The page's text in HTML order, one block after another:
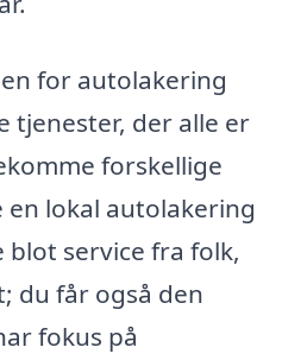
for autolakering
tjenester, der alle er
forskellige
lokal autolakering
blot service fra folk,
du får også den
fokus på